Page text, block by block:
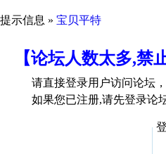
提示信息 » 宝贝平特
【论坛人数太多,
请直接登录用户访问论坛
如果您已注册,请先登录论